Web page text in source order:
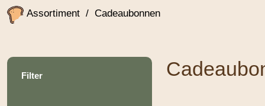
Assortiment / Cadeaubonnen
Filter